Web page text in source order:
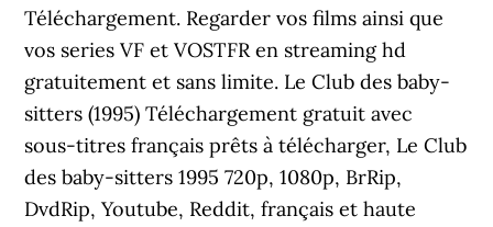
Téléchargement. Regarder vos films ainsi que
vos series VF et VOSTFR en streaming hd
gratuitement et sans limite. Le Club des baby-
sitters (1995) Téléchargement gratuit avec
sous-titres français prêts à télécharger, Le Club
des baby-sitters 1995 720p, 1080p, BrRip,
DvdRip, Youtube, Reddit, français et haute